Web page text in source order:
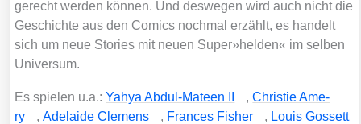
gerecht wer­den kön­nen. Und des­we­gen wird auch nicht die
Geschich­te aus den Comics noch­mal erzählt, es han­delt
sich um neue Sto­ries mit neu­en Super»helden« im sel­ben
Uni­ver­sum.
Es spie­len u.a.:Yahya Abdul-Mate­en II ,Chris­tie Ame­
ry
,Ade­lai­de Cle­mens , Fran­ces Fisher , Lou­is Gos­sett